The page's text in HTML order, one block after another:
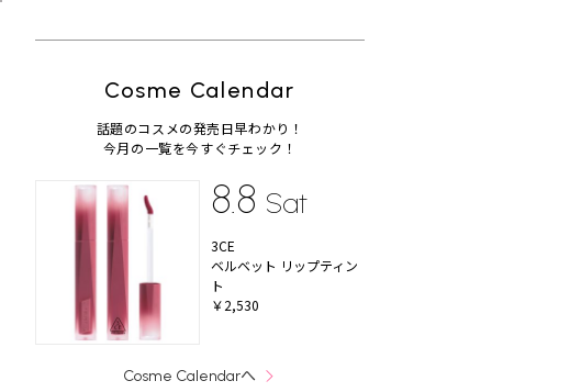
Cosme Calendar
話題のコスメの発売日早わかり！
今月の一覧を今すぐチェック！
8.8 Sat
3CE
ベルベット リップティン
ト
￥2,530
Cosme Calendarへ